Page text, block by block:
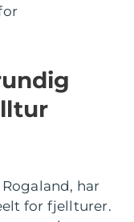
har
for fjellturer.